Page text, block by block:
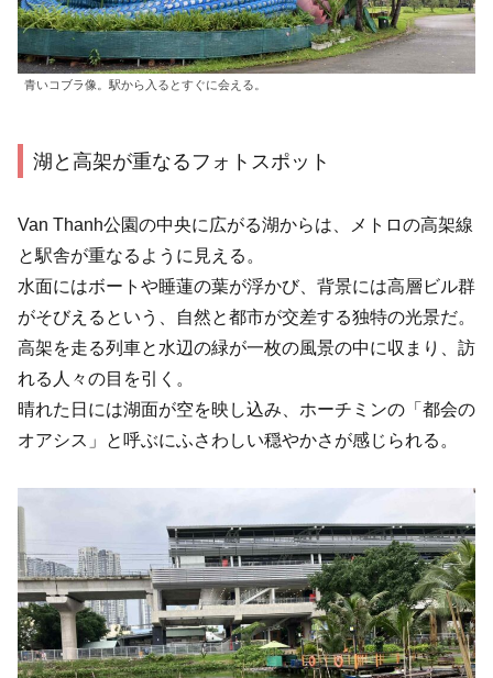
青いコブラ像。駅から入るとすぐに会える。
湖と高架が重なるフォトスポット
Van Thanh公園の中央に広がる湖からは、メトロの高架線
と駅舎が重なるように見える。
水面にはボートや睡蓮の葉が浮かび、背景には高層ビル群
がそびえるという、自然と都市が交差する独特の光景だ。
高架を走る列車と水辺の緑が一枚の風景の中に収まり、訪
れる人々の目を引く。
晴れた日には湖面が空を映し込み、ホーチミンの「都会の
オアシス」と呼ぶにふさわしい穏やかさが感じられる。